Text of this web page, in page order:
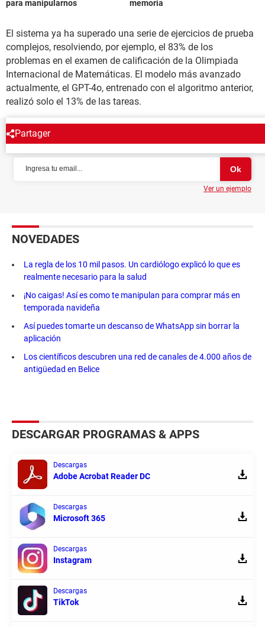
para manipularnos
memoria
El sistema ya ha superado una serie de ejercicios de prueba
complejos, resolviendo, por ejemplo, el 83% de los
problemas en el examen de calificación de la Olimpiada
Internacional de Matemáticas. El modelo más avanzado
actualmente, el GPT-4o, entrenado con el algoritmo anterior,
realizó solo el 13% de las tareas.
Partager
NEWSLETTER
Ver un ejemplo
NOVEDADES
La regla de los 10 mil pasos. Un cardiólogo explicó lo que es
realmente necesario para la salud
¡No caigas! Así es como te manipulan para comprar más en
temporada navideña
Así puedes tomarte un descanso de WhatsApp sin borrar la
aplicación
Los científicos descubren una red de canales de 4.000 años de
antigüedad en Belice
DESCARGAR PROGRAMAS & APPS
Descargas
Adobe Acrobat Reader DC
Descargas
Microsoft 365
Descargas
Instagram
Descargas
TikTok